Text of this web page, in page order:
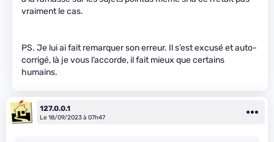
vraiment le cas.
PS. Je lui ai fait remarquer son erreur. Il s’est excusé et auto-
corrigé, là je vous l’accorde, il fait mieux que certains
humains.
127.0.0.1
Le 18/09/2023 à 07h47